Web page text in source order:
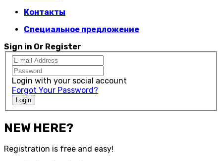
Контакты
Специальное предложение
Sign in Or Register
Login with your social account
Forgot Your Password?
Login
NEW HERE?
Registration is free and easy!